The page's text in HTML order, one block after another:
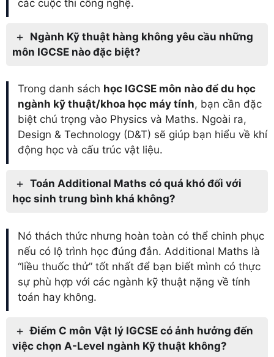
các cuộc thi công nghệ.
Ngành Kỹ thuật hàng không yêu cầu những
môn IGCSE nào đặc biệt?
Trong danh sách học IGCSE môn nào để du học
ngành kỹ thuật/khoa học máy tính, bạn cần đặc
biệt chú trọng vào Physics và Maths. Ngoài ra,
Design & Technology (D&T) sẽ giúp bạn hiểu về khí
động học và cấu trúc vật liệu.
Toán Additional Maths có quá khó đối với
học sinh trung bình khá không?
Nó thách thức nhưng hoàn toàn có thể chinh phục
nếu có lộ trình học đúng đắn. Additional Maths là
“liều thuốc thử” tốt nhất để bạn biết mình có thực
sự phù hợp với các ngành kỹ thuật nặng về tính
toán hay không.
Điểm C môn Vật lý IGCSE có ảnh hưởng đến
việc chọn A-Level ngành Kỹ thuật không?